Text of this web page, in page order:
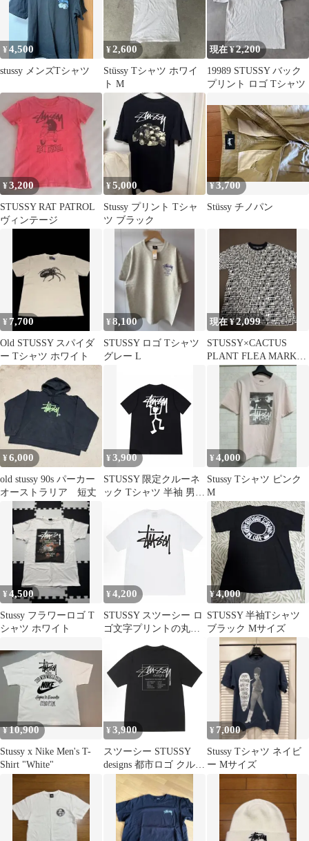
¥4,500
stussy メンズTシャツ
¥2,600
Stüssy Tシャツ ホワイ
ト M
現在 ¥2,200
19989 STUSSY バック
プリント ロゴ Tシャツ
¥3,200
STUSSY RAT PATROL
ヴィンテージ
¥5,000
Stussy プリント Tシャ
ツ ブラック
¥3,700
Stüssy チノパン
¥ 7,700
Old STUSSY スパイダ
ー Tシャツ ホワイト
¥8,100
STUSSY ロゴ Tシャツ
グレー L
現在 ¥2,099
STUSSY×CACTUS
PLANT FLEA MARKET
tシャツ
¥6,000
old stussy 90s パーカー
オーストラリア 短丈
¥3,900
STUSSY 限定クルーネ
ック Tシャツ 半袖 男女
¥4,000
Stussy Tシャツ ピンク
M
¥4,500
Stussy フラワーロゴ T
シャツ ホワイト
¥ 4,200
STUSSY スツーシー ロ
ゴ文字プリントの丸首
ャツ 男女兼用
¥4,000
STUSSY 半袖Tシャツ
ブラック Mサイズ
¥10,900
Stussy x Nike Men's T-
Shirt "White"
¥ 3,900
スツーシー STUSSY
designs 都市ロゴ クルー
ネック T シャツ ブラッ
ク ヴィンテージ
¥ 7,000
Stussy Tシャツ ネイビ
ー Mサイズ